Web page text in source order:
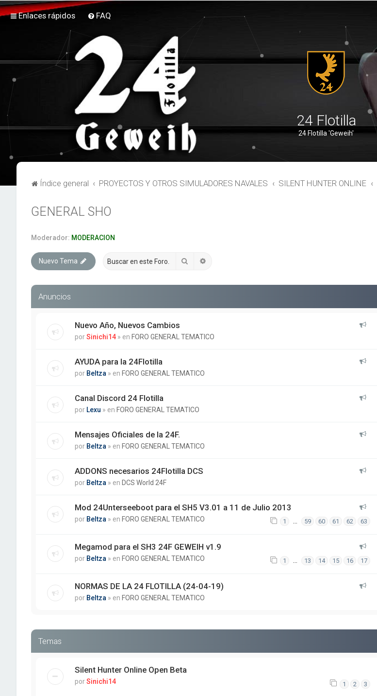
Enlaces rápidos FAQ
24 Flotilla
24 Flotilla 'Geweih'
Índice general PROYECTOS Y OTROS SIMULADORES NAVALES SILENT HUNTER ONLINE
GENERAL SHO
Moderador: MODERACION
Nuevo Tema Buscar
Anuncios
Nuevo Año, Nuevos Cambios
porSinichi14 » en FORO GENERAL TEMATICO
AYUDA para la 24Flotilla
por Beltza » en FORO GENERAL TEMATICO
Canal Discord 24 Flotilla
por Lexu » en FORO GENERAL TEMATICO
Mensajes Oficiales de la 24F.
por Beltza » en FORO GENERAL TEMATICO
ADDONS necesarios 24Flotilla DCS
por Beltza » en DCS World 24F
Mod 24Unterseeboot para el SH5 V3.01 a 11 de Julio 2013
por Beltza » en FORO GENERAL TEMATICO 1 … 59 60 61 62 63
Megamod para el SH3 24F GEWEIH v1.9
por Beltza » en FORO GENERAL TEMATICO 1 … 13 14 15 16 17
NORMAS DE LA 24 FLOTILLA (24-04-19)
por Beltza » en FORO GENERAL TEMATICO
Temas
Silent Hunter Online Open Beta
porSinichi14 1 2 3